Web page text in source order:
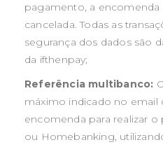
pagamento, a
cancelada. Todas as
segurança dos dados são
da ifthenpay;
Referência multibanco:
máximo indicado no email
encomenda para realizar
ou Homebanking,